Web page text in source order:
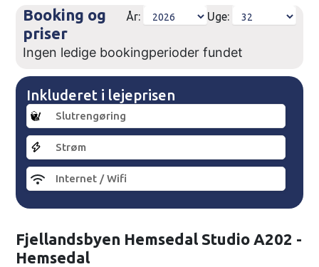
Booking og
priser
År: Uge:
Ingen ledige bookingperioder fundet
Inkluderet i lejeprisen
Slutrengøring
Strøm
Internet / Wifi
Fjellandsbyen Hemsedal Studio A202 -
Hemsedal